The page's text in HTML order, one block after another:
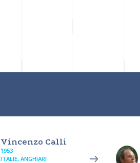
Vincenzo Calli
1953
ITALIE, ANGHIARI